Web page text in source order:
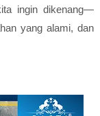
ingin dikenang—
yang alami, dan